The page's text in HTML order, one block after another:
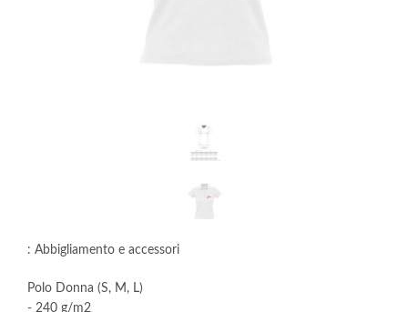
: Abbigliamento e accessori
Polo Donna (S, M, L)
- 240 g/m2